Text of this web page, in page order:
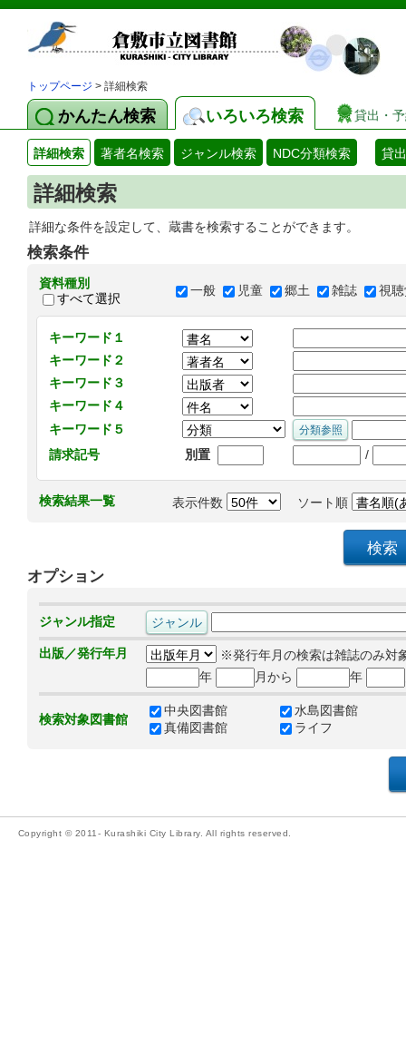
トップページ > 詳細検索
かんたん検索 いろいろ検索 貸出・
詳細検索 著者名検索 ジャンル検索 NDC分類検索 貸
詳細検索
詳細な条件を設定して、蔵書を検索することができます。
検索条件
資料種別
すべて選択
一般 児童 郷土 雑誌 視
キーワード１
キーワード２
キーワード３
キーワード４
キーワード５
請求記号
別置 /
検索結果一覧 表示件数 ソート順
オプション
ジャンル指定
出版／発行年月
※発行年月の検索は雑誌のみ対
年
月から 年
検索対象図書館
中央図書館
水島図書館
真備図書館
ライフ
Copyright © 2011- Kurashiki City Library. All rights reserved.